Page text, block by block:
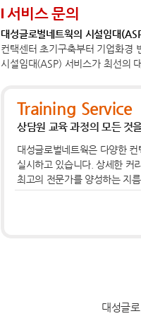
서비스 문의
대성글로벌네트웍의 시설임대
컨택센터 초기구축부터 기업화경
시설임대(ASP) 서비스가 최선의
Training Service
상담원 교육 과정의 모든 것
대성글로벌네트웍은 다양한
실시하고 있습니다. 상세한 커
최고의 전문가를 양성하는 지
대성글